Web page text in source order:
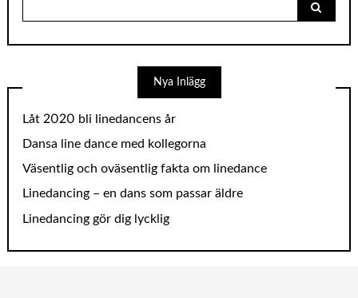
Nya Inlägg
Låt 2020 bli linedancens år
Dansa line dance med kollegorna
Väsentlig och oväsentlig fakta om linedance
Linedancing – en dans som passar äldre
Linedancing gör dig lycklig